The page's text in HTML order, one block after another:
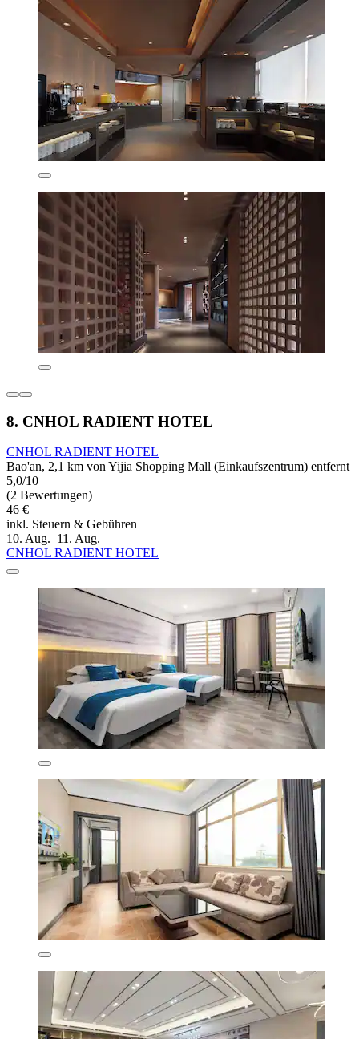
8. CNHOL RADIENT HOTEL
CNHOL RADIENT HOTEL
Bao'an, 2,1 km von Yijia Shopping Mall (Einkaufszentrum) entfernt
5,0/10
(2 Bewertungen)
46 €
inkl. Steuern & Gebühren
10. Aug.–11. Aug.
CNHOL RADIENT HOTEL